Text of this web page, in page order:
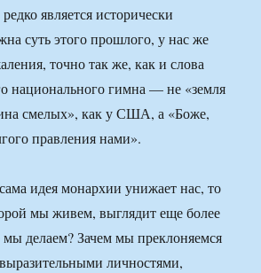
является исторически
суть этого прошлого, у нас же
точно так же, как и слова
национального гимна — не «земля
смелых», как у США, а «Боже,
правления нами».
идея монархии унижает нас, то
мы живем, выглядит еще более
делаем? Зачем мы преклоняемся
личностями,